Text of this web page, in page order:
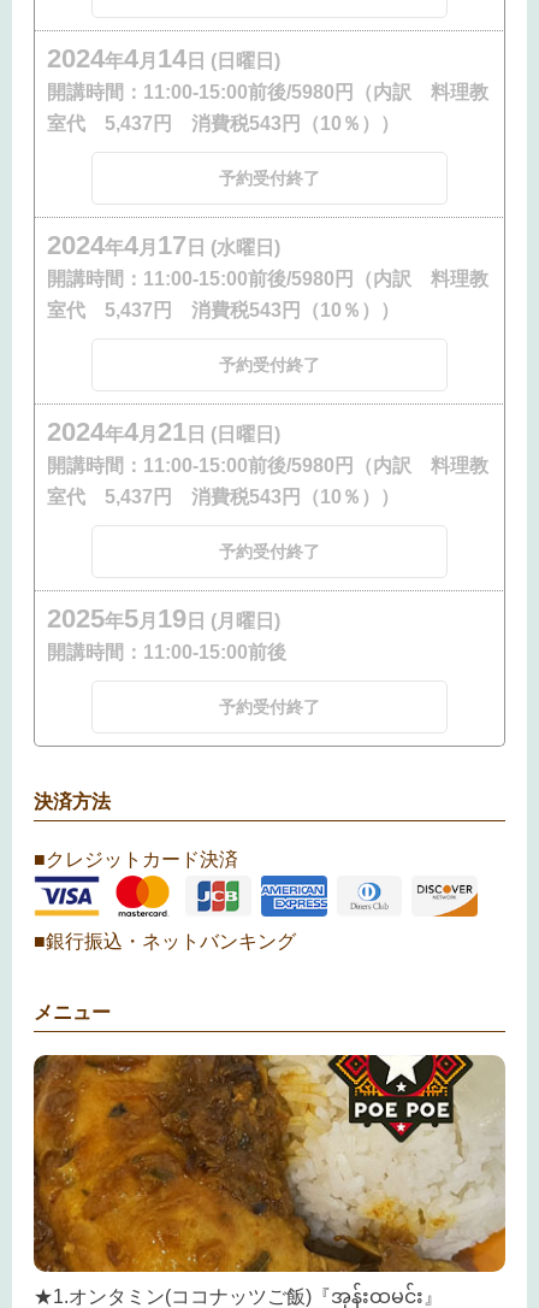
2024年4月 14 日 (日曜日)
開講時間： 11:00-15:00前後/5980円（内訳 料理教
室代 5,437円 消費税543円（10％））
予約受付終了
2024年4月 17 日 (水曜日)
開講時間： 11:00-15:00前後/5980円（内訳 料理教
室代 5,437円 消費税543円（10％））
予約受付終了
2024年4月 21 日 (日曜日)
開講時間： 11:00-15:00前後/5980円（内訳 料理教
室代 5,437円 消費税543円（10％））
予約受付終了
2025年5月 19 日 (月曜日)
開講時間： 11:00-15:00前後
予約受付終了
決済方法
■クレジットカード決済
■銀行振込・ネットバンキング
メニュー
★1.オンタミン(ココナッツご飯)『အုန်းထမင်း』